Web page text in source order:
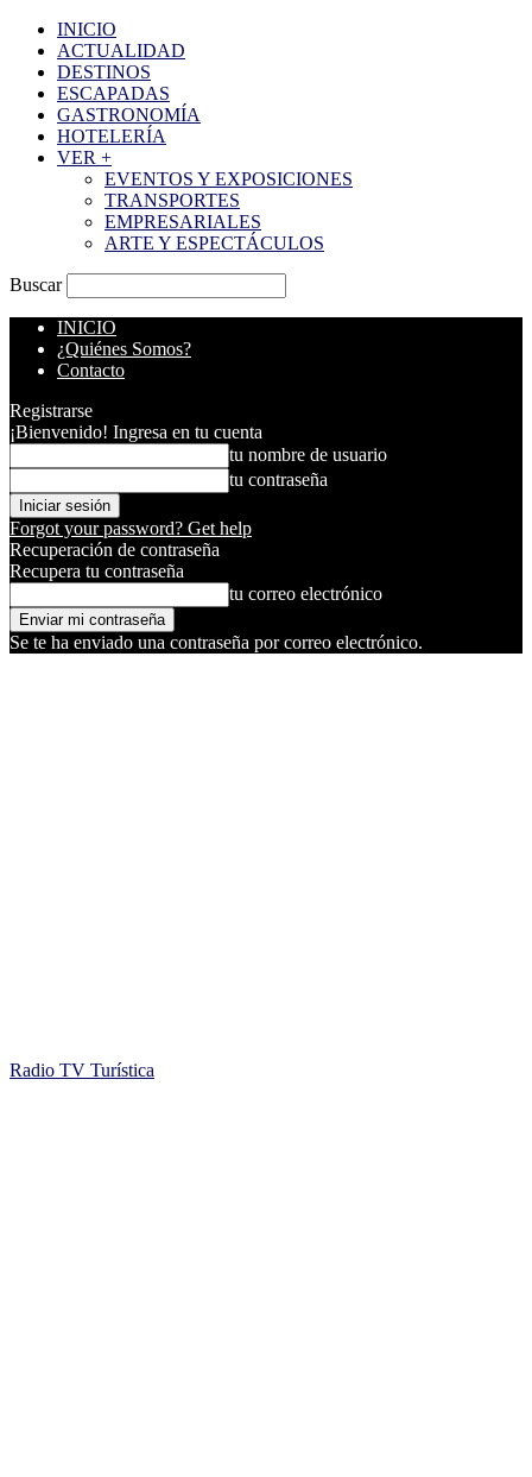
INICIO
ACTUALIDAD
DESTINOS
ESCAPADAS
GASTRONOMÍA
HOTELERÍA
VER +
EVENTOS Y EXPOSICIONES
TRANSPORTES
EMPRESARIALES
ARTE Y ESPECTÁCULOS
Buscar
INICIO
¿Quiénes Somos?
Contacto
Registrarse
¡Bienvenido! Ingresa en tu cuenta
tu nombre de usuario
tu contraseña
Forgot your password? Get help
Recuperación de contraseña
Recupera tu contraseña
tu correo electrónico
Se te ha enviado una contraseña por correo electrónico.
Radio TV Turística